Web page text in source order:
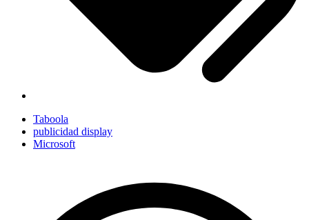
Taboola
publicidad display
Microsoft